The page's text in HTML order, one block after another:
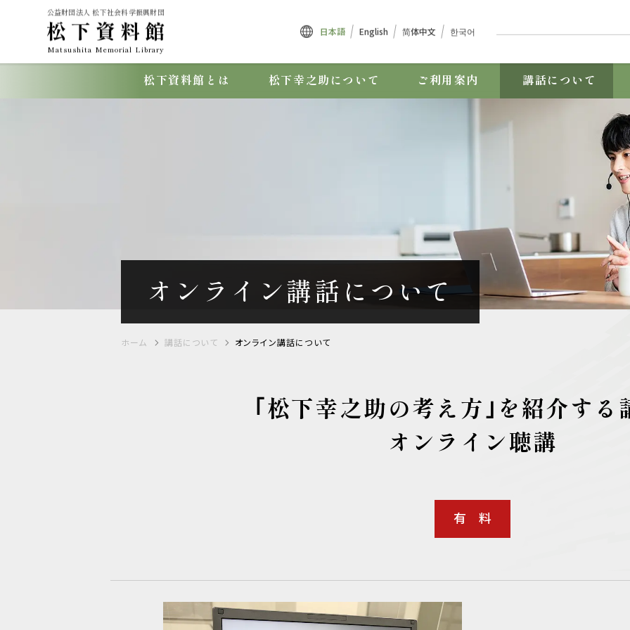
公益財団法人 松下社会科学振興財団
松下資料館
Matsushita Memorial Library
日本語 English 简体中⽂ 한국어
松下資料館とは 松下幸之助について ご利用案内 講話について
オンライン講話について
ホーム 講話について オンライン講話について
｢松下幸之助の考え方｣を紹介する
オンライン聴講
有 料